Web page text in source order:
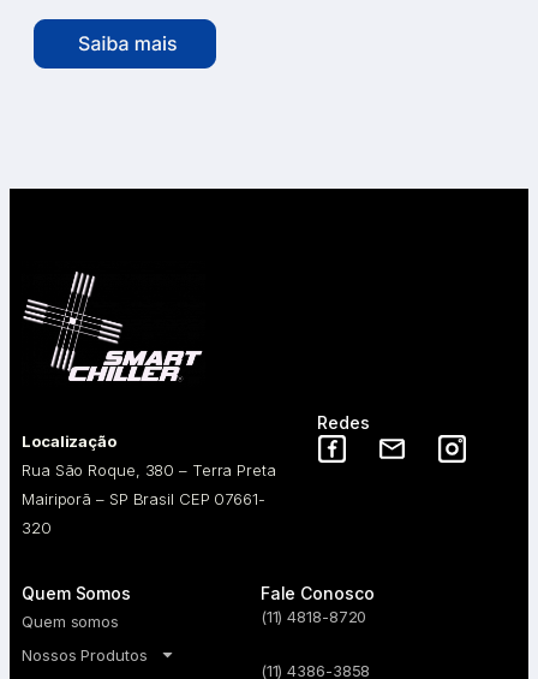
Localização
Rua São Roque, 380 – Terra Preta
Mairiporã – SP Brasil CEP 07661-
320
Redes
Quem Somos
Quem somos
Nossos Produtos
Fale Conosco
(11) 4818-8720
(11) 4386-3858